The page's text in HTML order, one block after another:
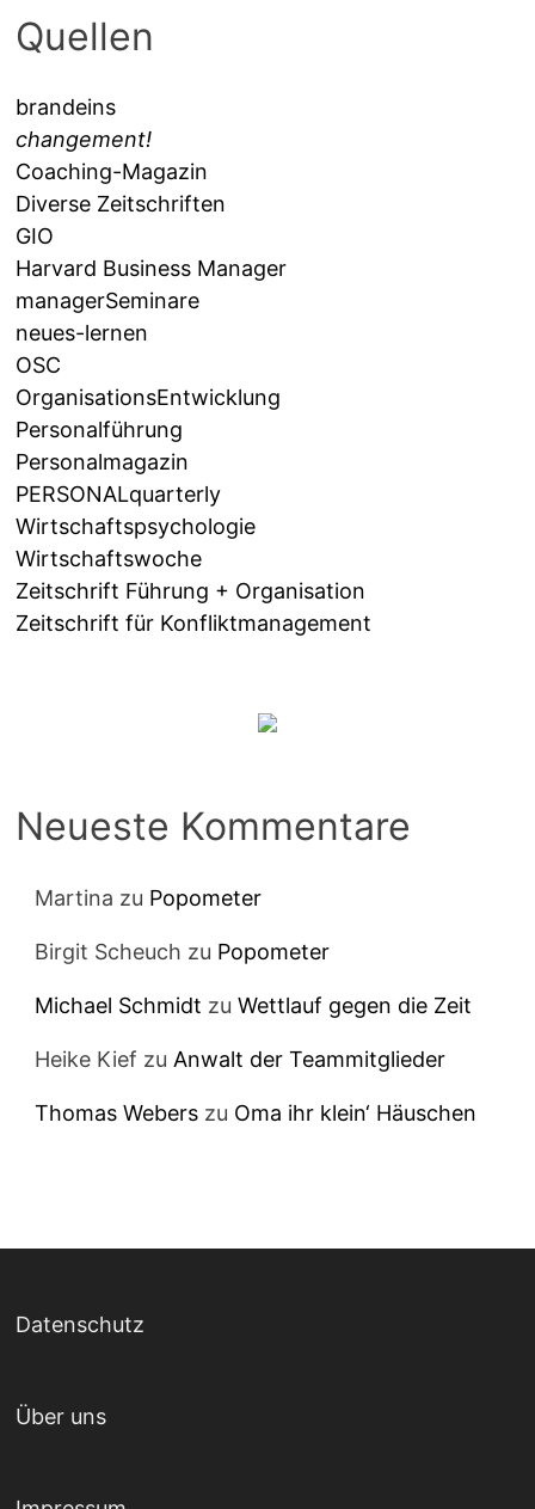
Quellen
brandeins
changement!
Coaching-Magazin
Diverse Zeitschriften
GIO
Harvard Business Manager
managerSeminare
neues-lernen
OSC
OrganisationsEntwicklung
Personalführung
Personalmagazin
PERSONALquarterly
Wirtschaftspsychologie
Wirtschaftswoche
Zeitschrift Führung + Organisation
Zeitschrift für Konfliktmanagement
Neueste Kommentare
Martina zu Popometer
Birgit Scheuch zu Popometer
Michael Schmidt zuWettlauf gegen die Zeit
Heike Kief zu Anwalt der Teammitglieder
Thomas Webers zu Oma ihr klein‘ Häuschen
Datenschutz
Über uns